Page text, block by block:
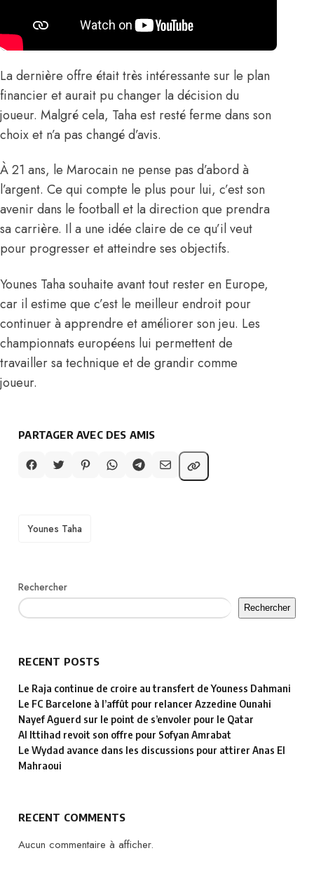
La dernière offre était très intéressante sur le plan
financier et aurait pu changer la décision du
joueur. Malgré cela, Taha est resté ferme dans son
choix et n’a pas changé d’avis.
À 21 ans, le Marocain ne pense pas d’abord à
l’argent. Ce qui compte le plus pour lui, c’est son
avenir dans le football et la direction que prendra
sa carrière. Il a une idée claire de ce qu’il veut
pour progresser et atteindre ses objectifs.
Younes Taha souhaite avant tout rester en Europe,
car il estime que c’est le meilleur endroit pour
continuer à apprendre et améliorer son jeu. Les
championnats européens lui permettent de
travailler sa technique et de grandir comme
joueur.
PARTAGER AVEC DES AMIS
TAGS
Younes Taha
Rechercher
Rechercher
RECENT POSTS
Le Raja continue de croire au transfert de Youness Dahmani
Le FC Barcelone à l’affût pour relancer Azzedine Ounahi
Nayef Aguerd sur le point de s’envoler pour le Qatar
Al Ittihad revoit son offre pour Sofyan Amrabat
Le Wydad avance dans les discussions pour attirer Anas El
Mahraoui
RECENT COMMENTS
Aucun commentaire à afficher.